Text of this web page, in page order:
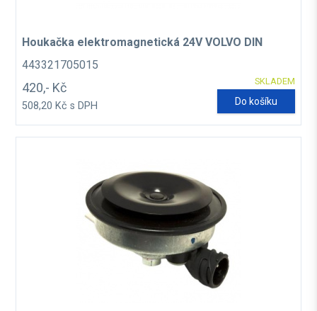
Houkačka elektromagnetická 24V VOLVO DIN
443321705015
SKLADEM
420,- Kč
508,20 Kč s DPH Do košíku